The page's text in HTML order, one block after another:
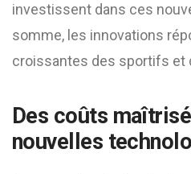
investissent dans ces
somme, les innovations
croissantes des sportifs et
Des coûts
nouvelles